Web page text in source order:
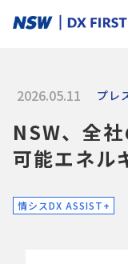
2026.05.11 プレ
NSW、全
可能エネル
情シスDX ASSIST+